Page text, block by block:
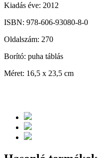
Kiadás éve: 2012
ISBN: 978-606-93080-8-0
Oldalszám: 270
Borító: puha táblás
Méret: 16,5 x 23,5 cm